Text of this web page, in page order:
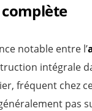
complète
notable entre l’
intégrale
fréquent chez
pas